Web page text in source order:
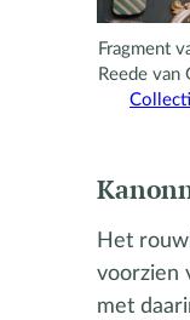
Fragment
Reede
Het
voorzien
met